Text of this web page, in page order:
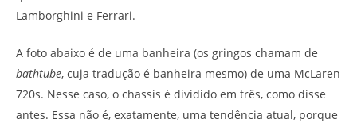
Lamborghini e Ferrari.
A foto abaixo é de uma banheira (os gringos chamam de
bathtube, cuja tradução é banheira mesmo) de uma McLaren
720s. Nesse caso, o chassis é dividido em três, como disse
antes. Essa não é, exatamente, uma tendência atual, porque